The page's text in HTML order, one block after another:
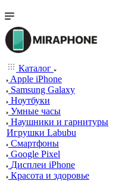
Каталог
Apple iPhone
Samsung Galaxy
Ноутбуки
Умные часы
Наушники и гарнитуры
Игрушки Labubu
Смартфоны
Google Pixel
Дисплеи iPhone
Красота и здоровье